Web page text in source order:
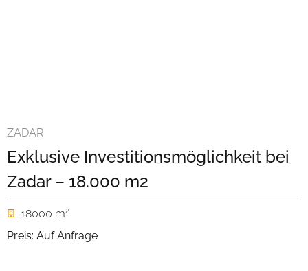
ZADAR
Exklusive Investitionsmöglichkeit bei
Zadar – 18.000 m2
18000 m2
Preis: Auf Anfrage